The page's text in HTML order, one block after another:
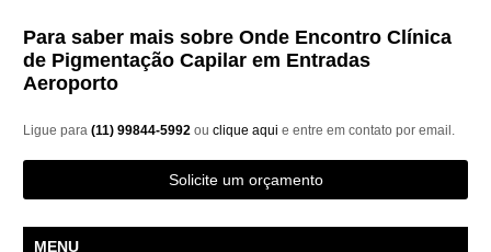
Para saber mais sobre Onde Encontro Clínica
de Pigmentação Capilar em Entradas
Aeroporto
Ligue para(11) 99844-5992ouclique aqui e entre em contato por email.
Solicite um orçamento
MENU